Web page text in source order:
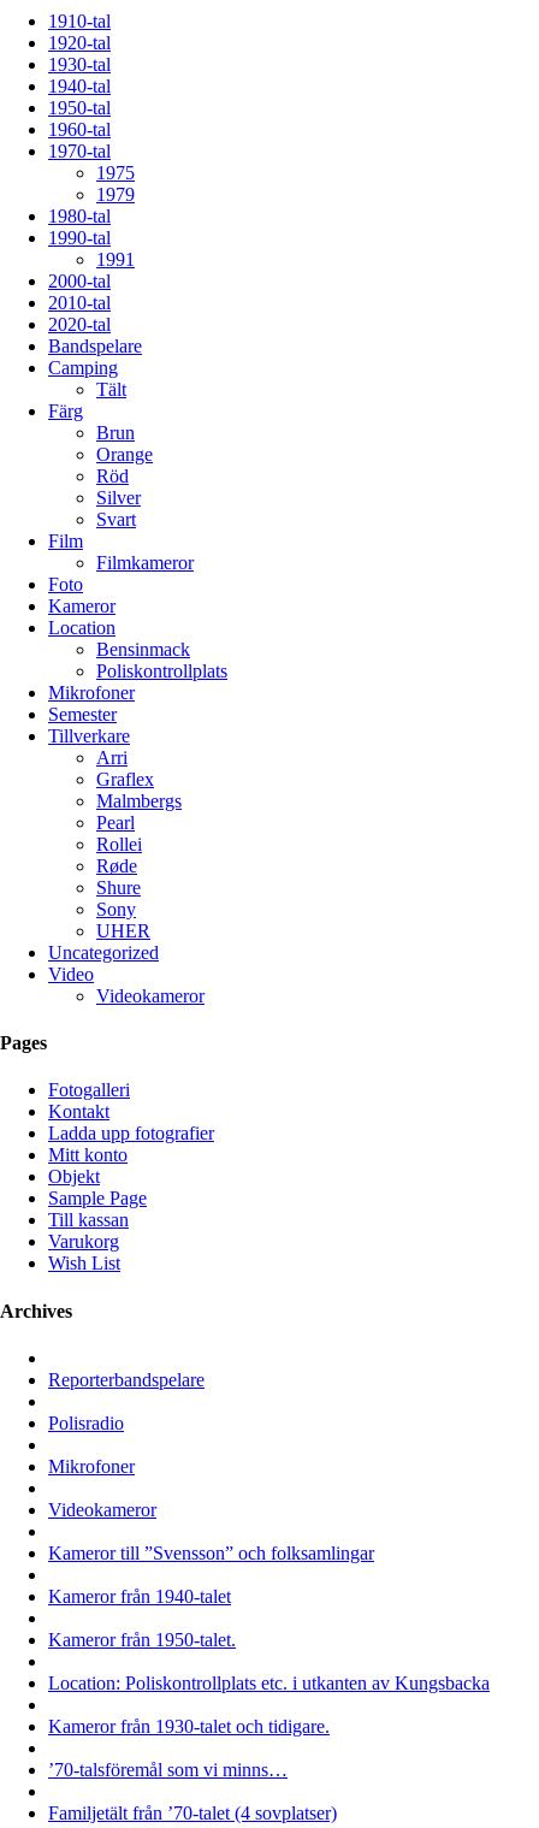
1910-tal
1920-tal
1930-tal
1940-tal
1950-tal
1960-tal
1970-tal
1975
1979
1980-tal
1990-tal
1991
2000-tal
2010-tal
2020-tal
Bandspelare
Camping
Tält
Färg
Brun
Orange
Röd
Silver
Svart
Film
Filmkameror
Foto
Kameror
Location
Bensinmack
Poliskontrollplats
Mikrofoner
Semester
Tillverkare
Arri
Graflex
Malmbergs
Pearl
Rollei
Røde
Shure
Sony
UHER
Uncategorized
Video
Videokameror
Pages
Fotogalleri
Kontakt
Ladda upp fotografier
Mitt konto
Objekt
Sample Page
Till kassan
Varukorg
Wish List
Archives
Reporterbandspelare
Polisradio
Mikrofoner
Videokameror
Kameror till ”Svensson” och folksamlingar
Kameror från 1940-talet
Kameror från 1950-talet.
Location: Poliskontrollplats etc. i utkanten av Kungsbacka
Kameror från 1930-talet och tidigare.
’70-talsföremål som vi minns…
Familjetält från ’70-talet (4 sovplatser)